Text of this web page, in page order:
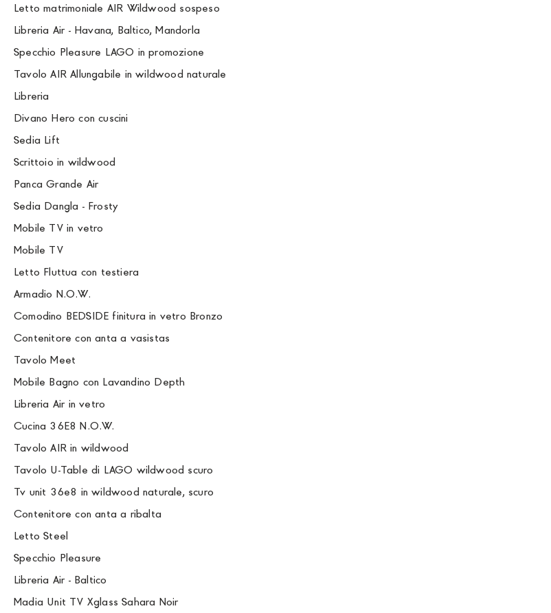
Letto matrimoniale AIR Wildwood sospeso
Libreria Air - Havana, Baltico, Mandorla
Specchio Pleasure LAGO in promozione
Tavolo AIR Allungabile in wildwood naturale
Libreria
Divano Hero con cuscini
Sedia Lift
Scrittoio in wildwood
Panca Grande Air
Sedia Dangla - Frosty
Mobile TV in vetro
Mobile TV
Letto Fluttua con testiera
Armadio N.O.W.
Comodino BEDSIDE finitura in vetro Bronzo
Contenitore con anta a vasistas
Tavolo Meet
Mobile Bagno con Lavandino Depth
Libreria Air in vetro
Cucina 36E8 N.O.W.
Tavolo AIR in wildwood
Tavolo U-Table di LAGO wildwood scuro
Tv unit 36e8 in wildwood naturale, scuro
Contenitore con anta a ribalta
Letto Steel
Specchio Pleasure
Libreria Air - Baltico
Madia Unit TV Xglass Sahara Noir